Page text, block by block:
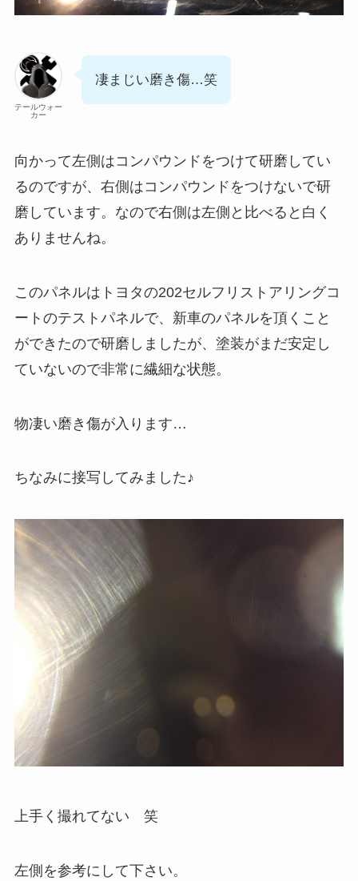
テールウォー
カー
凄まじい磨き傷…笑
向かって左側はコンパウンドをつけて研磨してい
るのですが、右側はコンパウンドをつけないで研
磨しています。なので右側は左側と比べると白く
ありませんね。
このパネルはトヨタの202セルフリストアリングコ
ートのテストパネルで、新車のパネルを頂くこと
ができたので研磨しましたが、塗装がまだ安定し
ていないので非常に繊細な状態。
物凄い磨き傷が入ります…
ちなみに接写してみました♪
上手く撮れてない 笑
左側を参考にして下さい。